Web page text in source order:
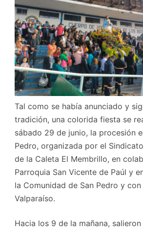
Tal como se había anunciado y
tradición, una colorida fiesta se
sábado 29 de junio, la procesión
Pedro, organizada por el
de la Caleta El Membrillo, en
Parroquia San Vicente de Paúl y
la Comunidad de San Pedro y
Valparaíso.
Hacia los 9 de la mañana,